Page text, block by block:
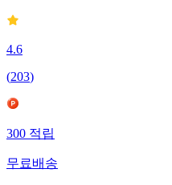
4.6
(203)
300 적립
무료배송